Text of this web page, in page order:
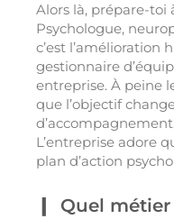
Alors là, prépare-toi
Psychologue,
c’est l’amélioration
gestionnaire
entreprise. À peine
que l’objectif
L’entreprise adore
plan d’action
Quel